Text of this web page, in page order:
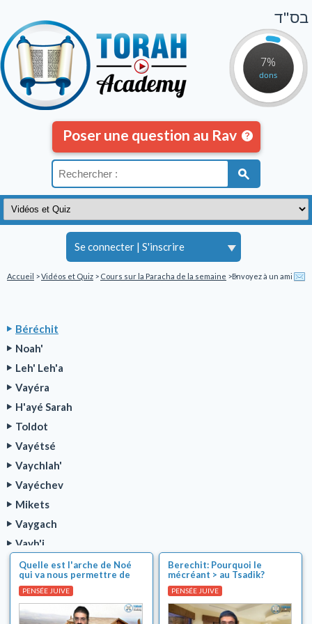
7%
dons
Se connecter | S'inscrire
בס"ד
Poser une question au Rav
Accueil >Vidéos et Quiz > Cours sur la Paracha de la semaine >>
Envoyez à un ami
Béréchit
Noah'
Leh' Leh'a
Vayéra
H'ayé Sarah
Toldot
Vayétsé
Vaychlah'
Vayéchev
Mikets
Vaygach
Vayh'i
Série Parnassa TOVA
Cours sur la Paracha de la semaine
Sujets brûlants de l'actualité juive
Machia'h et fin des temps
Quelle est l'arche de Noé
qui va nous permettre de
faire face au déluge actuel
de débauche et d'iniquité ?
PENSÉE JUIVE
Berechit: Pourquoi le
mécréant > au Tsadik?
PENSÉE JUIVE